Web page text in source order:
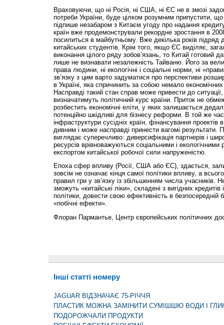
Враховуючи, що ні Росія, ні США, ні ЄС не в змозі
потреби України, буде цілком розумним припустити,
підпише незабаром з Китаєм угоду про надання
країн вже продемонстрували рекордне зростання в
посилиться в майбутньому. Вже декілька років підряд
китайських студентів. Крім того, якщо ЄС виділяє,
виконання цілого ряду зобов’язань, то Китай готовий
лише не визнавати незалеж­ність Тайваню. Його за
права людини, ні екологічні і соціальні норми, ні
зв’язку з цим варто задуматися про перспективи
в Україні, яка спричинить за собою немало економічних
Насправді такий стан справ може привести до
визначатимуть політичний курс країни. Приток не
розбестить еконо­мічні еліти, у яких залишається
потенційно шкідливі для бізнесу реформи. В той же
інфраструктури сусідніх країн, фінансування проектів
дивним і може насправді принести вагомі результати.
виглядає суперечливо: диверсифікація партнерів і
ресурсів врівноважуються соціальними і
експортом китайської робочої сили напруженістю.
Епоха сфер впливу (Росії, США або ЄС), здається,
зовсім не означає кінця самої політики впливу, а
правил гри у зв’язку із збільшенням числа учасників.
зможуть «китайські ліки», складені з вигідних кредитів
політики, довести свою ефективність в безпосередній
«побічні ефекти».
Флоран Пармантье, Центр європейських політичних
Інші статті номеру
JAGUAR ВІДЗНАЧАЄ 75-РІЧЧЯ
ПЛАСТИК МОЖНА ЗАМІНИТИ СУМІШШЮ ВОДИ І
ПОДОРОЖЧАЛИ ПРОДУКТИ